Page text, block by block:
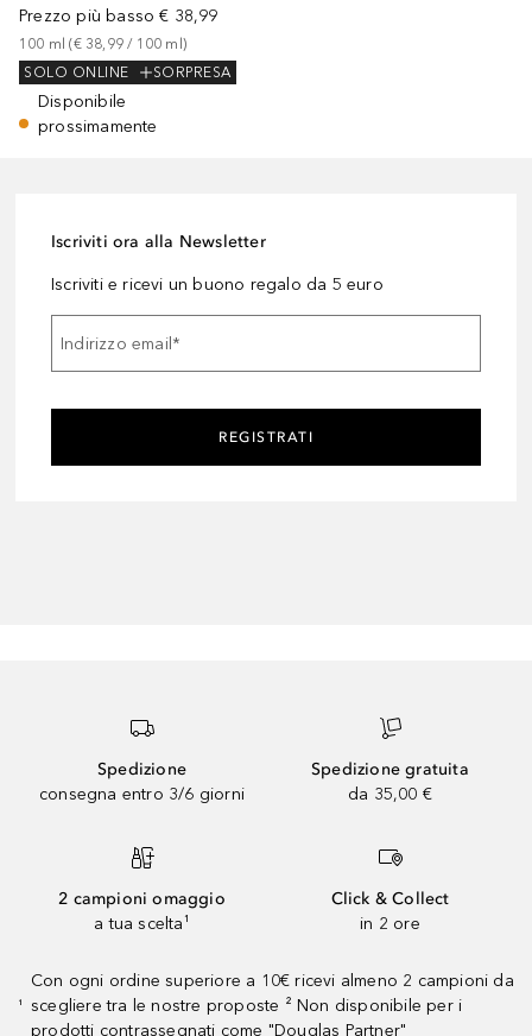
Prezzo più basso € 38,99
100 ml (€ 38,99 / 100 ml )
SOLO ONLINE
SORPRESA
Disponibile
prossimamente
Iscriviti ora alla Newsletter
Iscriviti e ricevi un buono regalo da 5 euro
Indirizzo email *
REGISTRATI
Spedizione
consegna entro 3/6 giorni
Spedizione gratuita
da 35,00 €
2 campioni omaggio
a tua scelta¹
Click & Collect
in 2 ore
¹
Con ogni ordine superiore a 10€ ricevi almeno 2 campioni da
scegliere tra le nostre proposte ² Non disponibile per i
prodotti contrassegnati come "Douglas Partner"